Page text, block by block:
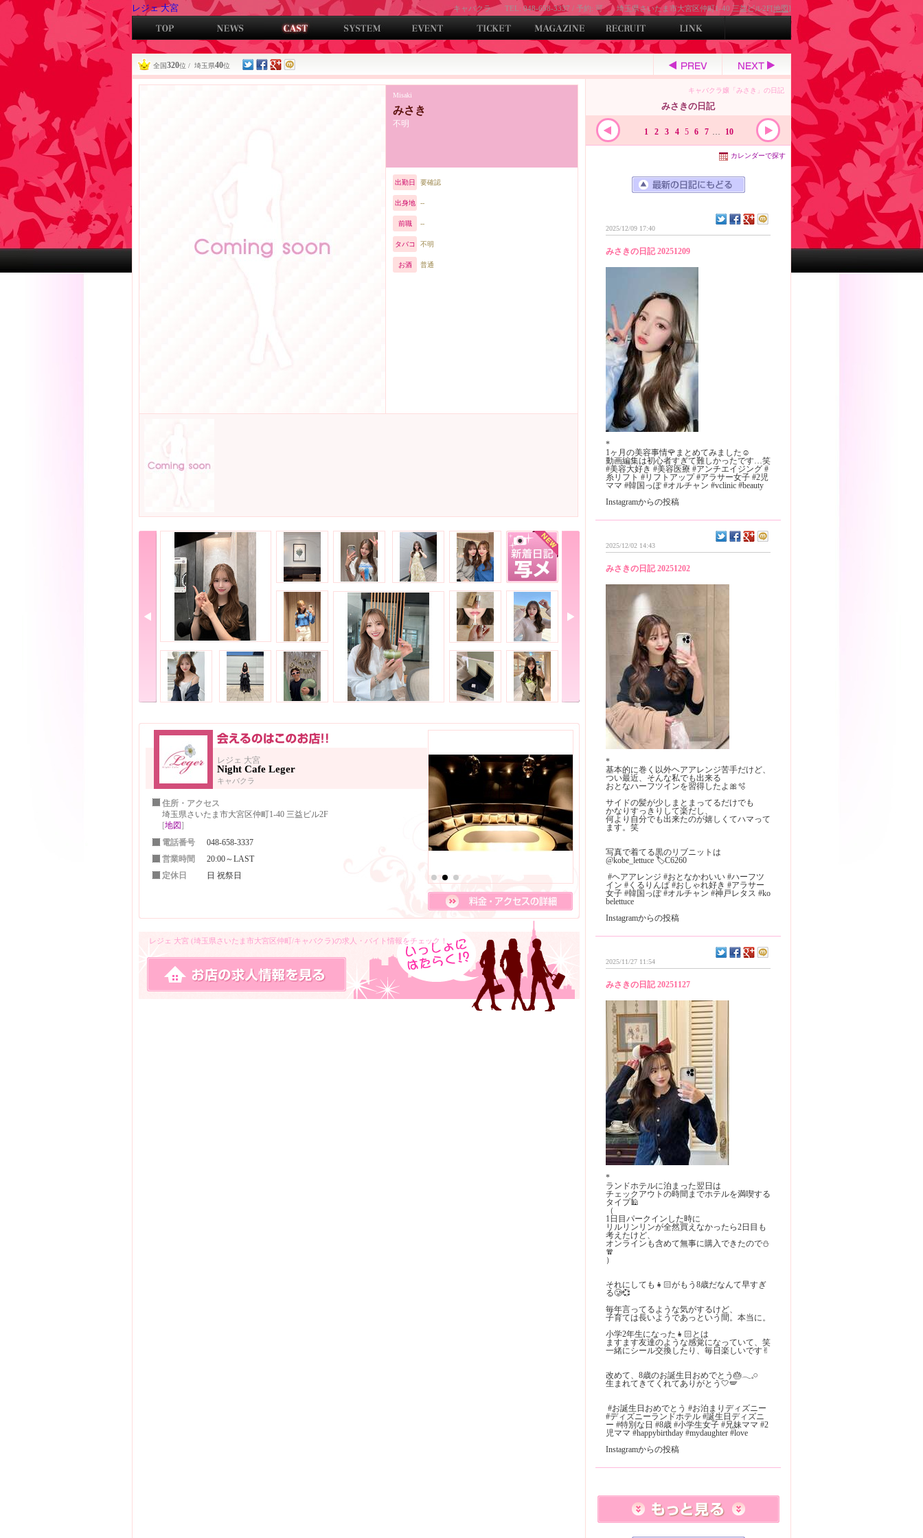
レジェ 大宮 キャバクラ TEL: 048-658-3337 / 予約: 可 埼玉県さいたま市大宮区仲町1-40 三益ビル2F[地図]
全国320位 / 埼玉県40位
みさき
Misaki
不明
出勤日 要確認
出身地 --
前職 --
タバコ 不明
お酒 普通
レジェ 大宮
Night Cafe Leger
キャバクラ
住所・アクセス
埼玉県さいたま市大宮区仲町1-40 三益ビル2F
[地図]
電話番号
048-658-3337
営業時間
20:00～LAST
定休日
日 祝祭日
レジェ 大宮 (埼玉県さいたま市大宮区仲町/キャバクラ)の求人・バイト情報をチェック！
みさきの日記
キャバクラ嬢「みさき」の日記
1 2 3 4 5 6 7 … 10
カレンダーで探す
2025/12/09 17:40
みさきの日記 20251209
*
1ヶ月の美容事情🌹まとめてみました☺︎
動画編集は初心者すぎて難しかったです…笑
#美容大好き #美容医療 #アンチエイジング #
糸リフト #リフトアップ #アラサー女子 #2児
ママ #韓国っぽ #オルチャン #vclinic #beauty
Instagramからの投稿
2025/12/02 14:43
みさきの日記 20251202
*
基本的に巻く以外ヘアアレンジ苦手だけど、
つい最近、そんな私でも出来る
おとなハーフツインを習得したよ🎀🫧
サイドの髪が少しまとまってるだけでも
かなりすっきりして楽だし、
何より自分でも出来たのが嬉しくてハマって
ます。笑
写真で着てる黒のリブニットは
@kobe_lettuce 🏷️C6260 ⁡
⁡ #ヘアアレンジ #おとなかわいい #ハーフツ
イン #くるりんぱ #おしゃれ好き #アラサー
女子 #韓国っぽ #オルチャン #神戸レタス #ko
belettuce
Instagramからの投稿
2025/11/27 11:54
みさきの日記 20251127
*
ランドホテルに泊まった翌日は
チェックアウトの時間までホテルを満喫する
タイプ🕌
（
1日目パークインした時に
リルリンリンが全然買えなかったら2日目も
考えたけど、
オンラインも含めて無事に購入できたので⛄️
🧣
）
それにしても👧🏻がもう8歳だなんて早すぎ
る🥲💞
毎年言ってるような気がするけど、
子育ては長いようであっという間。本当に。
小学2年生になった👧🏻とは
ますます友達のような感覚になっていて、笑
一緒にシール交換したり、毎日楽しいです✌︎
改めて、8歳のお誕生日おめでとう🎂𓂃𓈒𓏸
生まれてきてくれてありがとう🤍🪽
⁡ #お誕生日おめでとう #お泊まりディズニー
#ディズニーランドホテル #誕生日ディズニ
ー #特別な日 #8歳 #小学生女子 #兄妹ママ #2
児ママ #happybirthday #mydaughter #love
Instagramからの投稿